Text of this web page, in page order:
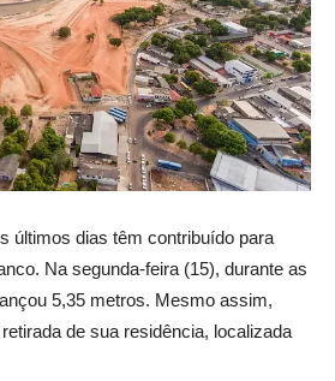
últimos dias têm contribuído para
Na segunda-feira (15), durante as
5,35 metros. Mesmo assim,
de sua residência, localizada